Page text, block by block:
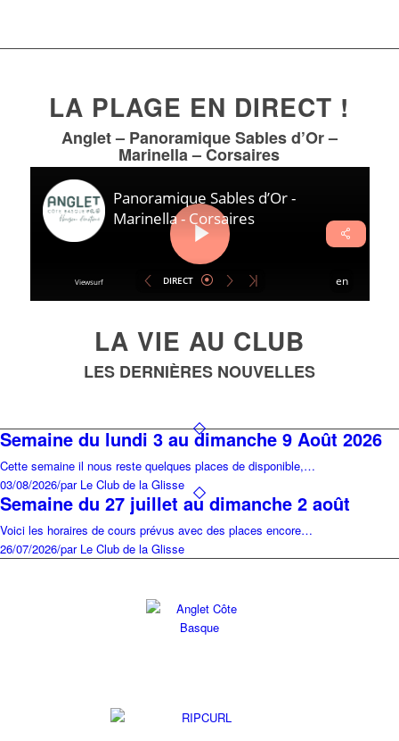
LA PLAGE EN DIRECT !
Anglet – Panoramique Sables d’Or –
Marinella – Corsaires
LA VIE AU CLUB
LES DERNIÈRES NOUVELLES
Semaine du lundi 3 au dimanche 9 Août 2026
Cette semaine il nous reste quelques places de disponible,…
03/08/2026/par Le Club de la Glisse
Semaine du 27 juillet au dimanche 2 août
Voici les horaires de cours prévus avec des places encore…
26/07/2026/par Le Club de la Glisse